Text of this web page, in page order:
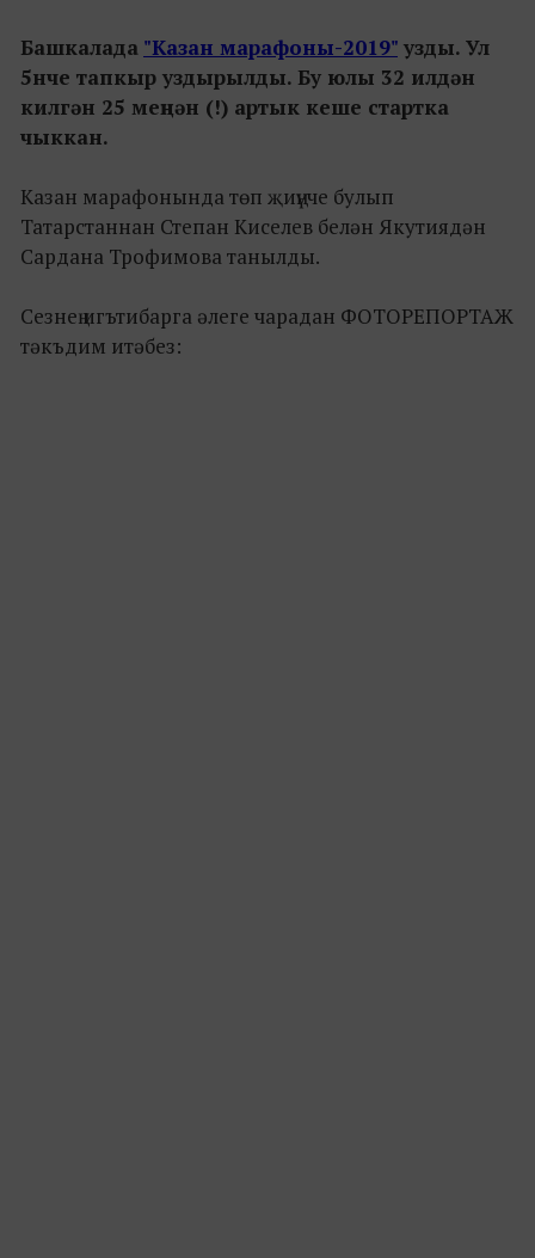
Башкалада "Казан марафоны-2019" узды. Ул
5нче тапкыр уздырылды. Бу юлы 32 илдән
килгән 25 меңнән (!) артык кеше стартка
чыккан. ⠀
Казан марафонында төп җиңүче булып
Татарстаннан Степан Киселев белән Якутиядән
Сардана Трофимова танылды.
Сезнең игътибарга әлеге чарадан ФОТОРЕПОРТАЖ
тәкъдим итәбез: